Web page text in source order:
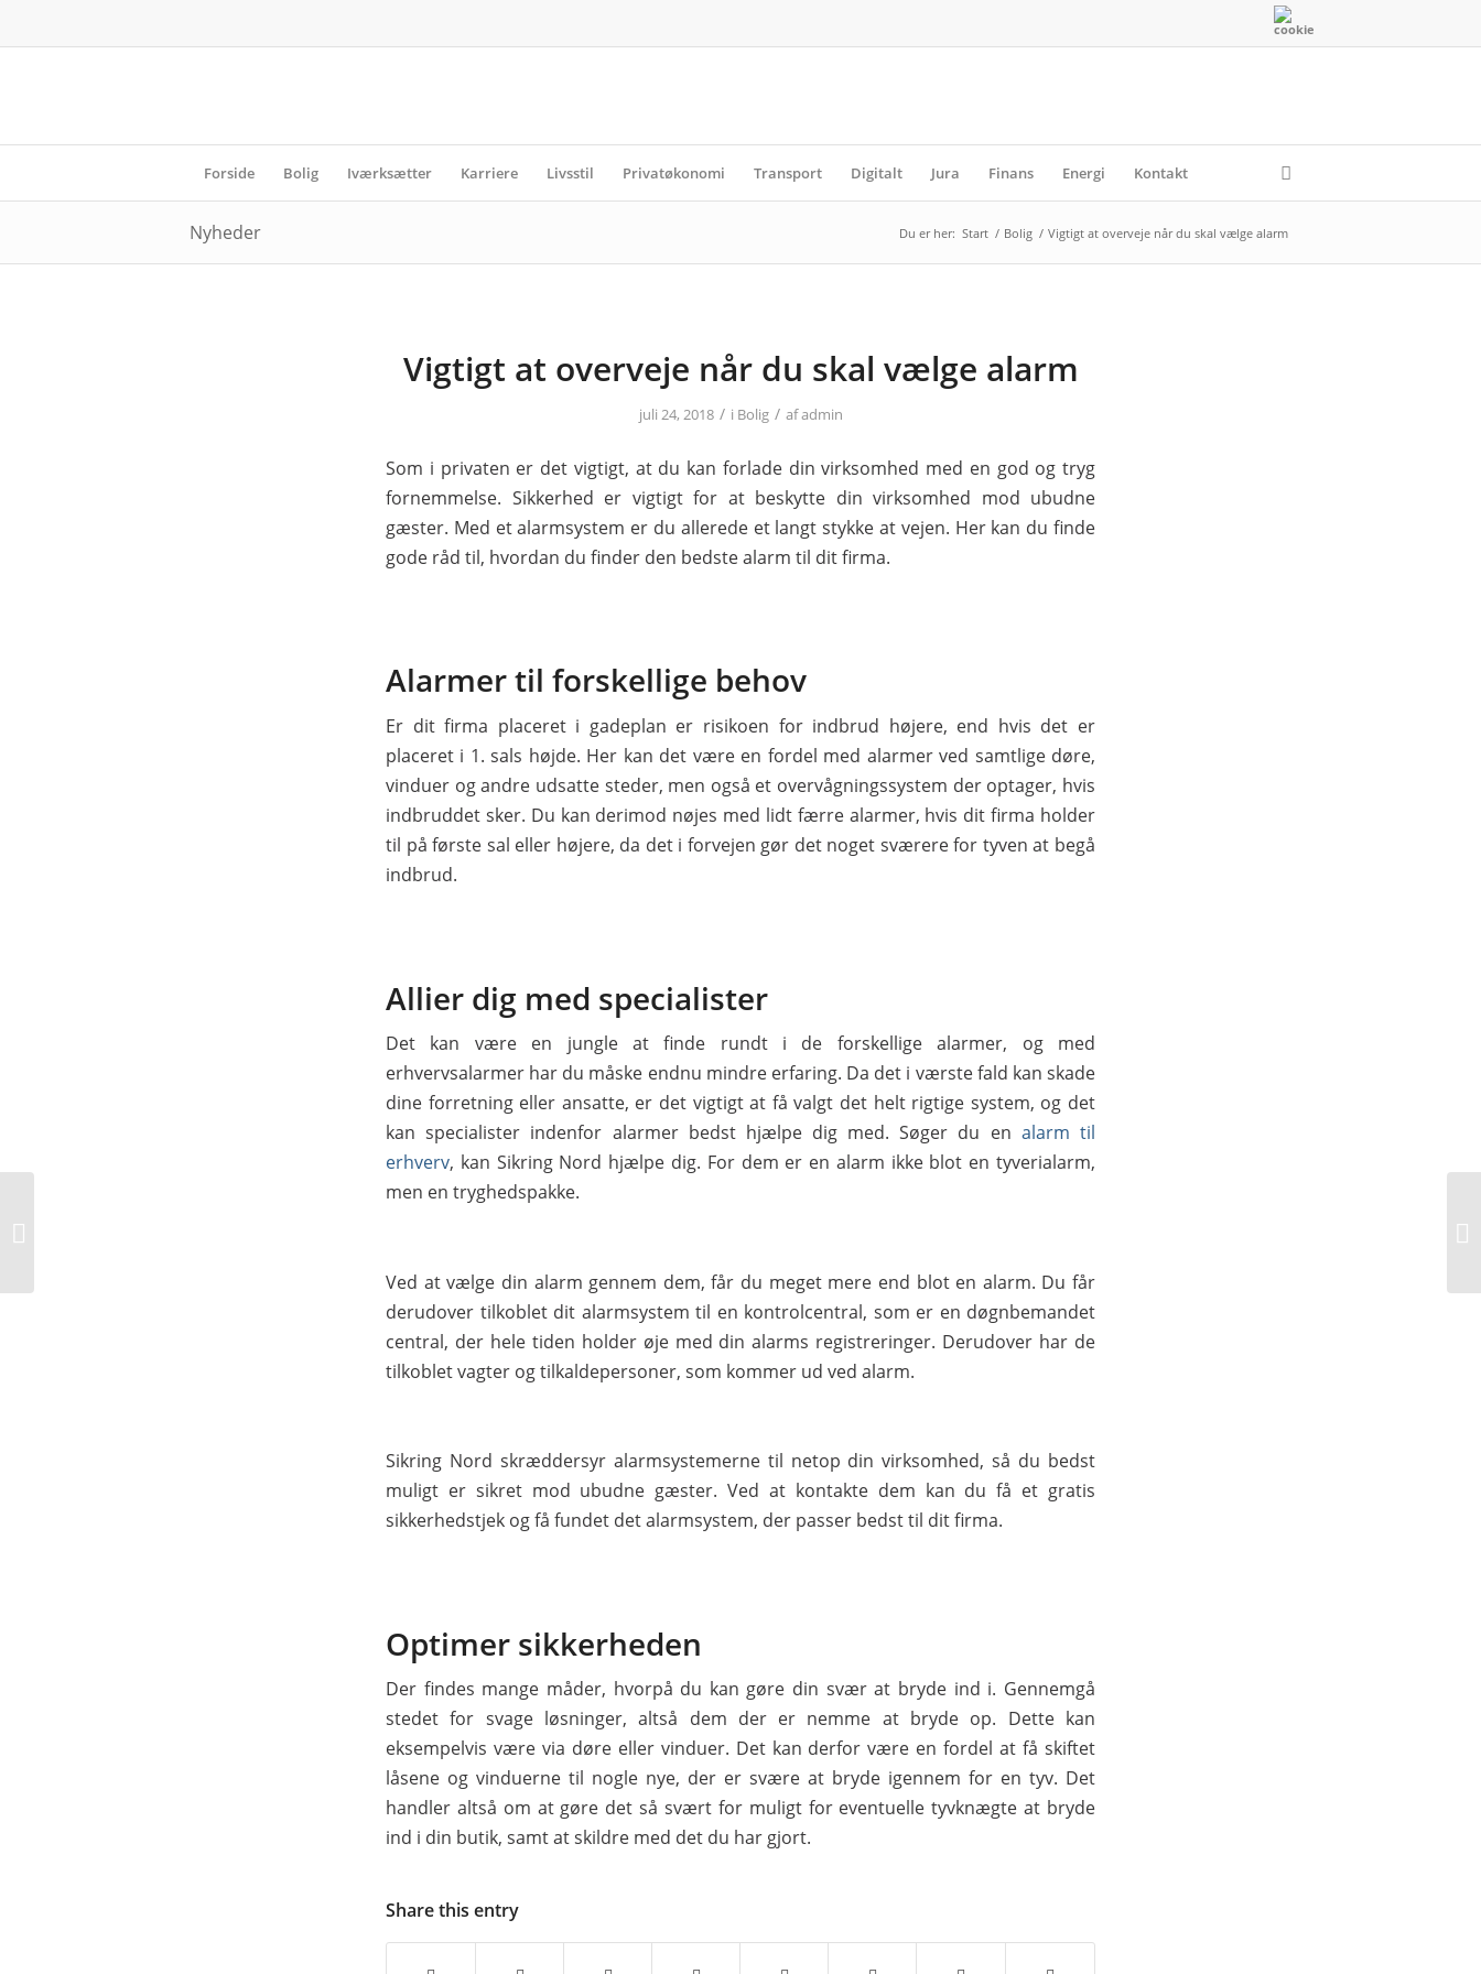
Forside Bolig Iværksætter Karriere Livsstil Privatøkonomi Transport Digitalt Jura Finans Energi Kontakt
Nyheder Du er her: Start / Bolig / Vigtigt at overveje når du skal vælge alarm
Vigtigt at overveje når du skal vælge alarm
juli 24, 2018 / i Bolig / afadmin
Som i privaten er det vigtigt, at du kan forlade din virksomhed med en god og tryg
fornemmelse. Sikkerhed er vigtigt for at beskytte din virksomhed mod ubudne
gæster. Med et alarmsystem er du allerede et langt stykke at vejen. Her kan du finde
gode råd til, hvordan du finder den bedste alarm til dit firma.
Alarmer til forskellige behov
Er dit firma placeret i gadeplan er risikoen for indbrud højere, end hvis det er
placeret i 1. sals højde. Her kan det være en fordel med alarmer ved samtlige døre,
vinduer og andre udsatte steder, men også et overvågningssystem der optager, hvis
indbruddet sker. Du kan derimod nøjes med lidt færre alarmer, hvis dit firma holder
til på første sal eller højere, da det i forvejen gør det noget sværere for tyven at begå
indbrud.
Allier dig med specialister
Det kan være en jungle at finde rundt i de forskellige alarmer, og med
erhvervsalarmer har du måske endnu mindre erfaring. Da det i værste fald kan skade
dine forretning eller ansatte, er det vigtigt at få valgt det helt rigtige system, og det
kan specialister indenfor alarmer bedst hjælpe dig med. Søger du en alarm til
erhverv, kan Sikring Nord hjælpe dig. For dem er en alarm ikke blot en tyverialarm,
men en tryghedspakke.
Ved at vælge din alarm gennem dem, får du meget mere end blot en alarm. Du får
derudover tilkoblet dit alarmsystem til en kontrolcentral, som er en døgnbemandet
central, der hele tiden holder øje med din alarms registreringer. Derudover har de
tilkoblet vagter og tilkaldepersoner, som kommer ud ved alarm.
Sikring Nord skræddersyr alarmsystemerne til netop din virksomhed, så du bedst
muligt er sikret mod ubudne gæster. Ved at kontakte dem kan du få et gratis
sikkerhedstjek og få fundet det alarmsystem, der passer bedst til dit firma.
Optimer sikkerheden
Der findes mange måder, hvorpå du kan gøre din svær at bryde ind i. Gennemgå
stedet for svage løsninger, altså dem der er nemme at bryde op. Dette kan
eksempelvis være via døre eller vinduer. Det kan derfor være en fordel at få skiftet
låsene og vinduerne til nogle nye, der er svære at bryde igennem for en tyv. Det
handler altså om at gøre det så svært for muligt for eventuelle tyvknægte at bryde
ind i din butik, samt at skildre med det du har gjort.
Share this entry